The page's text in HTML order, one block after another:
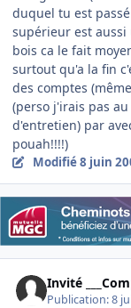
duquel tu est
supérieur est
bois ca le fait
surtout qu'a la fin
des comptes
(perso j'irais pas
d'entretien) par
pouah!!!!)
Modifié8 juin
Invité
Publication:8